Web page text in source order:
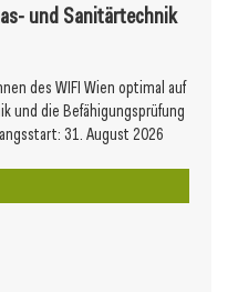
und Sanitärtechnik
des WIFI Wien optimal auf
und die Befähigungsprüfung
31. August 2026